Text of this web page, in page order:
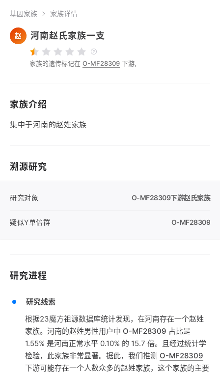
基因家族 家族详情
赵 河南赵氏家族一支
家族的遗传标记在 O-MF28309 下游,
家族介绍
集中于河南的赵姓家族
溯源研究
研究对象 O-MF28309下游赵氏家族
疑似Y单倍群 O-MF28309
研究进程
研究线索
根据23魔方祖源数据库统计发现，在河南存在一个赵姓
家族。河南的赵姓男性用户中 O-MF28309 占比是
1.55% 是河南正常水平 0.10% 的 15.7 倍。且经过统计学
检验，此家族非常显著。据此，我们推测 O-MF28309
下游可能存在一个人数众多的赵姓家族，这个家族的主要